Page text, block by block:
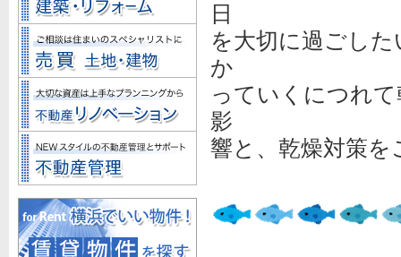
日
を大切に過ごし
か
っていくにつれ
影
響と、乾燥対策